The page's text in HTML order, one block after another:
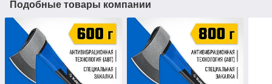
Подобные товары компании